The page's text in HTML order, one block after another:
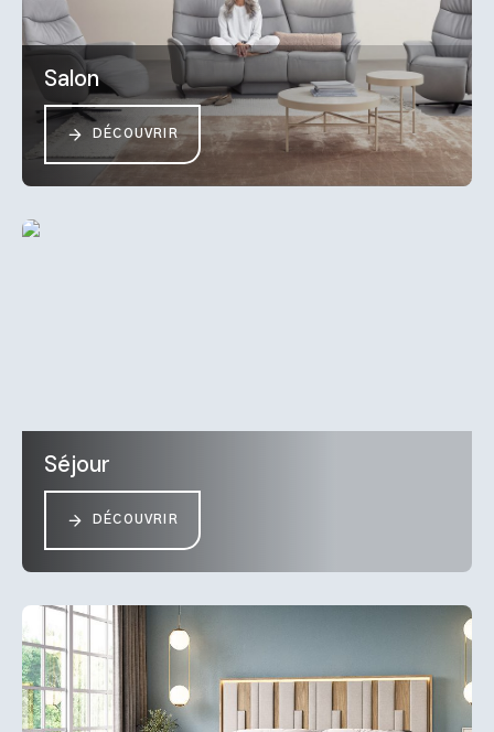
Salon
DÉCOUVRIR
Séjour
DÉCOUVRIR